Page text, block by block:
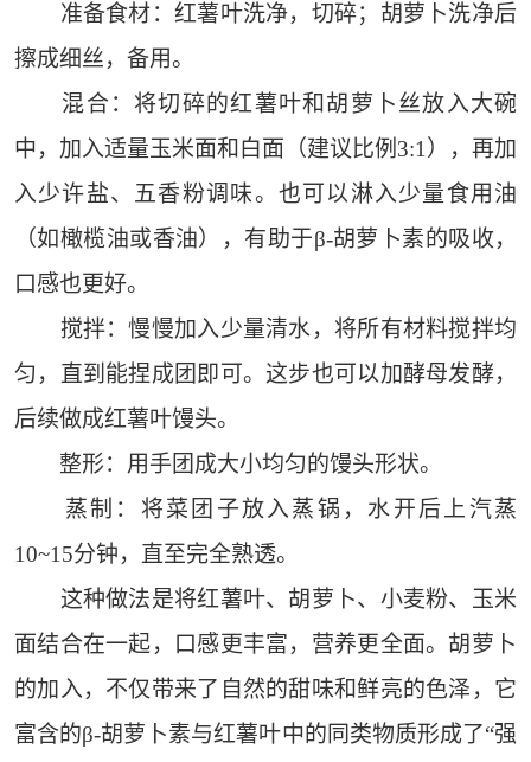
准备食材：红薯叶洗净，切碎；胡萝卜洗净后
擦成细丝，备用。
混合：将切碎的红薯叶和胡萝卜丝放入大碗
中，加入适量玉米面和白面（建议比例3:1），再加
入少许盐、五香粉调味。也可以淋入少量食用油
（如橄榄油或香油），有助于β-胡萝卜素的吸收，
口感也更好。
搅拌：慢慢加入少量清水，将所有材料搅拌均
匀，直到能捏成团即可。这步也可以加酵母发酵，
后续做成红薯叶馒头。
整形：用手团成大小均匀的馒头形状。
蒸制：将菜团子放入蒸锅，水开后上汽蒸
10~15分钟，直至完全熟透。
这种做法是将红薯叶、胡萝卜、小麦粉、玉米
面结合在一起，口感更丰富，营养更全面。胡萝卜
的加入，不仅带来了自然的甜味和鲜亮的色泽，它
富含的β-胡萝卜素与红薯叶中的同类物质形成了“强